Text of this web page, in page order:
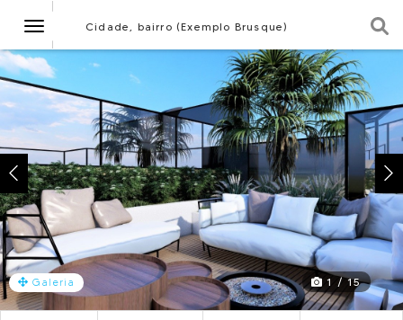
NavegaçãoCidade, bairro (Exemplo Brusque)
Galeria 1 / 15